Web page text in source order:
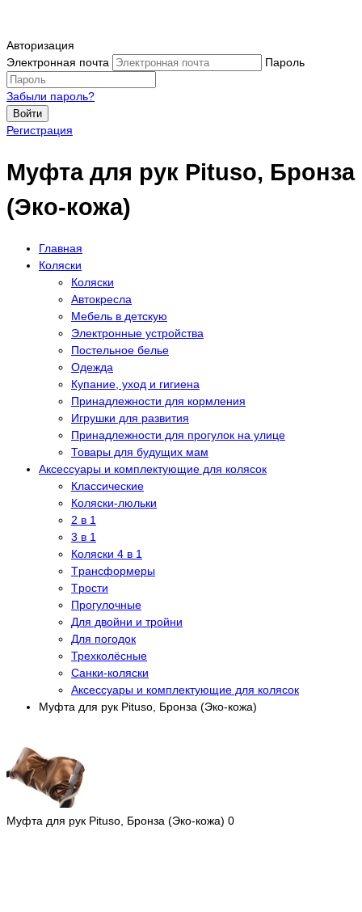
Авторизация
Электронная почта
Пароль
Забыли пароль?
Войти
Регистрация
Муфта для рук Pituso, Бронза
(Эко-кожа)
Главная
Коляски
Коляски
Автокресла
Мебель в детскую
Электронные устройства
Постельное белье
Одежда
Купание, уход и гигиена
Принадлежности для кормления
Игрушки для развития
Принадлежности для прогулок на улице
Товары для будущих мам
Аксессуары и комплектующие для колясок
Классические
Коляски-люльки
2 в 1
3 в 1
Коляски 4 в 1
Tрансформеры
Tрости
Прогулочные
Для двойни и тройни
Для погодок
Трехколёсные
Санки-коляски
Аксессуары и комплектующие для колясок
Муфта для рук Pituso, Бронза (Эко-кожа)
Муфта для рук Pituso, Бронза (Эко-кожа) 0